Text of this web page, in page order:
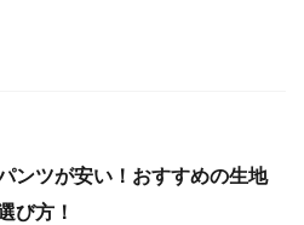
ンツが安い！おすすめの生地
び方！